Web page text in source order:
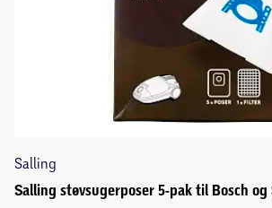
Salling
Salling støvsugerposer 5-pak til Bosch og